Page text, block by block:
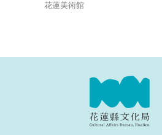
花蓮美術館